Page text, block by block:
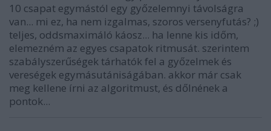
10 csapat egymástól egy győzelemnyi távolságra
van... mi ez, ha nem izgalmas, szoros versenyfutás? ;)
teljes, oddsmaximáló káosz... ha lenne kis időm,
elemezném az egyes csapatok ritmusát. szerintem
szabályszerűségek tárhatók fel a győzelmek és
vereségek egymásutániságában. akkor már csak
meg kellene írni az algoritmust, és dőlnének a
pontok...